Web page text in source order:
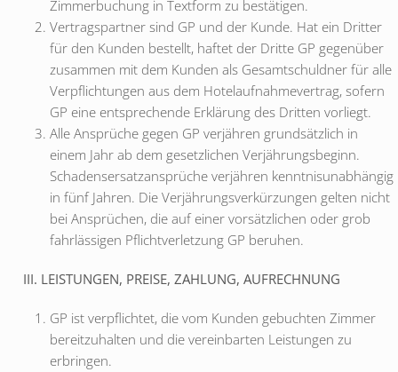
Zimmerbuchung in Textform zu bestätigen.
Vertragspartner sind GP und der Kunde. Hat ein Dritter
für den Kunden bestellt, haftet der Dritte GP gegenüber
zusammen mit dem Kunden als Gesamtschuldner für alle
Verpflichtungen aus dem Hotelaufnahmevertrag, sofern
GP eine entsprechende Erklärung des Dritten vorliegt.
Alle Ansprüche gegen GP verjähren grundsätzlich in
einem Jahr ab dem gesetzlichen Verjährungsbeginn.
Schadensersatzansprüche verjähren kenntnisunabhängig
in fünf Jahren. Die Verjährungsverkürzungen gelten nicht
bei Ansprüchen, die auf einer vorsätzlichen oder grob
fahrlässigen Pflichtverletzung GP beruhen.
III. LEISTUNGEN, PREISE, ZAHLUNG, AUFRECHNUNG
GP ist verpflichtet, die vom Kunden gebuchten Zimmer
bereitzuhalten und die vereinbarten Leistungen zu
erbringen.